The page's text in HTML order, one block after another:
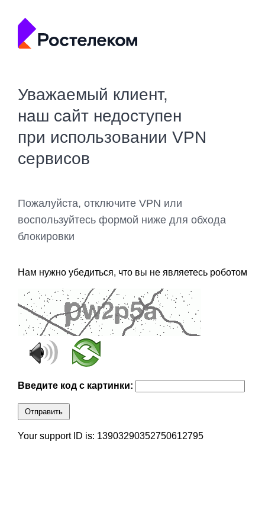
Уважаемый клиент,
наш сайт недоступен
при использовании VPN
сервисов
Пожалуйста, отключите VPN или
воспользуйтесь формой ниже для обхода
блокировки
Нам нужно убедиться, что вы не являетесь роботом
Введите код с картинки:
Отправить
Your support ID is: 13903290352750612795